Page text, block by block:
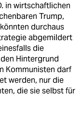
in wirtschaftlichen
Trump,
durchaus
abgemildert
die
Hintergrund
Kommunisten darf
werden, nur die
die sie selbst für